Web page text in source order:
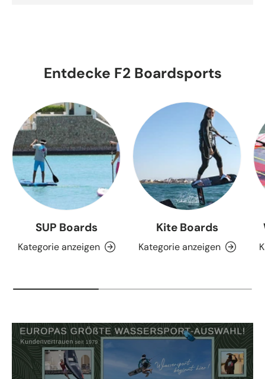
Entdecke F2 Boardsports
SUP Boards
Kategorie anzeigen
Kite Boards
Kategorie anzeigen